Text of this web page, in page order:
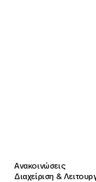
Ανακοινώσεις
Διαχείριση &